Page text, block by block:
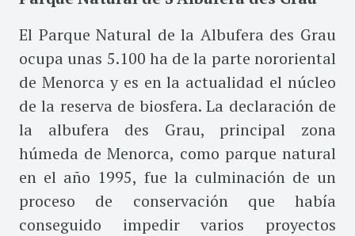
El Parque Natural de la Albufera des Grau
ocupa unas 5.100 ha de la parte nororiental
de Menorca y es en la actualidad el núcleo
de la reserva de biosfera. La declaración de
la albufera des Grau, principal zona
húmeda de Menorca, como parque natural
en el año 1995, fue la culminación de un
proceso de conservación que había
conseguido impedir varios proyectos